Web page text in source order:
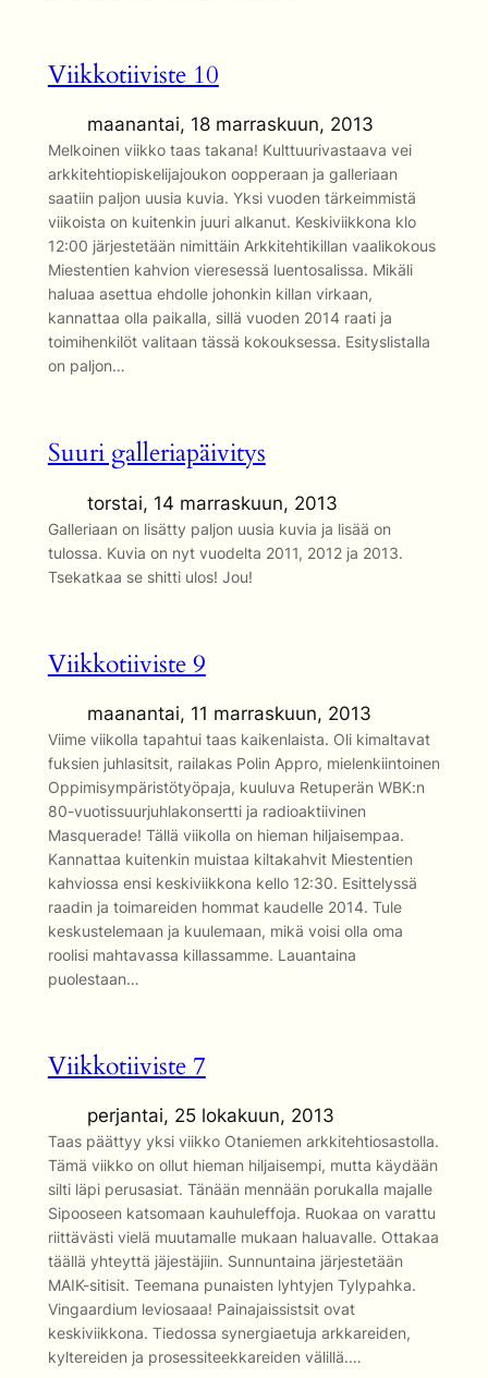
Viikkotiiviste 10
maanantai, 18 marraskuun, 2013
Melkoinen viikko taas takana! Kulttuurivastaava vei
arkkitehtiopiskelijajoukon oopperaan ja galleriaan
saatiin paljon uusia kuvia. Yksi vuoden tärkeimmistä
viikoista on kuitenkin juuri alkanut. Keskiviikkona klo
12:00 järjestetään nimittäin Arkkitehtikillan vaalikokous
Miestentien kahvion vieresessä luentosalissa. Mikäli
haluaa asettua ehdolle johonkin killan virkaan,
kannattaa olla paikalla, sillä vuoden 2014 raati ja
toimihenkilöt valitaan tässä kokouksessa. Esityslistalla
on paljon…
Suuri galleriapäivitys
torstai, 14 marraskuun, 2013
Galleriaan on lisätty paljon uusia kuvia ja lisää on
tulossa. Kuvia on nyt vuodelta 2011, 2012 ja 2013.
Tsekatkaa se shitti ulos! Jou!
Viikkotiiviste 9
maanantai, 11 marraskuun, 2013
Viime viikolla tapahtui taas kaikenlaista. Oli kimaltavat
fuksien juhlasitsit, railakas Polin Appro, mielenkiintoinen
Oppimisympäristötyöpaja, kuuluva Retuperän WBK:n
80-vuotissuurjuhlakonsertti ja radioaktiivinen
Masquerade! Tällä viikolla on hieman hiljaisempaa.
Kannattaa kuitenkin muistaa kiltakahvit Miestentien
kahviossa ensi keskiviikkona kello 12:30. Esittelyssä
raadin ja toimareiden hommat kaudelle 2014. Tule
keskustelemaan ja kuulemaan, mikä voisi olla oma
roolisi mahtavassa killassamme. Lauantaina
puolestaan…
Viikkotiiviste 7
perjantai, 25 lokakuun, 2013
Taas päättyy yksi viikko Otaniemen arkkitehtiosastolla.
Tämä viikko on ollut hieman hiljaisempi, mutta käydään
silti läpi perusasiat. Tänään mennään porukalla majalle
Sipooseen katsomaan kauhuleffoja. Ruokaa on varattu
riittävästi vielä muutamalle mukaan haluavalle. Ottakaa
täällä yhteyttä jäjestäjiin. Sunnuntaina järjestetään
MAIK-sitisit. Teemana punaisten lyhtyjen Tylypahka.
Vingaardium leviosaaa! Painajaissistsit ovat
keskiviikkona. Tiedossa synergiaetuja arkkareiden,
kyltereiden ja prosessiteekkareiden välillä.…